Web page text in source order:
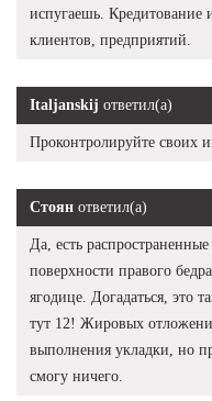
испугаешь. Кредитование
клиентов, предприятий.
Italjanskij ответил(а)
Проконтролируйте своих
Стоян ответил(а)
Да, есть
поверхности правого
ягодице. Догадаться, это
тут 12! Жировых
выполнения укладки, но
смогу ничего.